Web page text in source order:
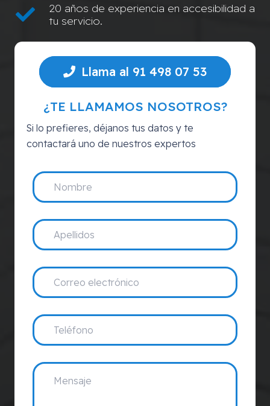
20 años de experiencia en accesibilidad a
tu servicio.
Llama al 91 498 07 53
¿TE LLAMAMOS NOSOTROS?
Si lo prefieres, déjanos tus datos y te
contactará uno de nuestros expertos